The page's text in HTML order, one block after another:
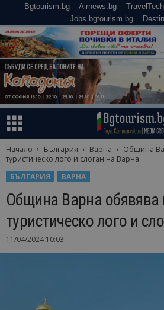
Bgtourism.bg Airnews.bg
Jobs.bgtourism.bg
Начало България Варна
Община
туристическо лого и слоган на Варна
БЪЛГАРИЯ
ВАРНА
Община Варна обявява
туристическо лого и
11/04/2024 10:03